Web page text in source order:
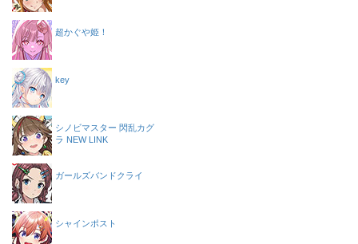
超かぐや姫！
key
シノビマスター 閃乱カグ
ラ NEW LINK
ガールズバンドクライ
シャインポスト